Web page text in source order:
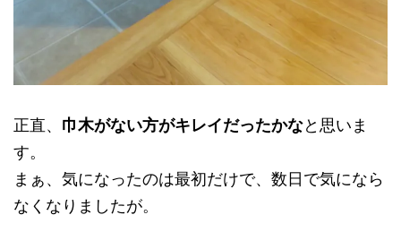
正直、 巾木がない方がキレイだったかなと思いま
す。
まぁ、気になったのは最初だけで、数日で気になら
なくなりましたが。